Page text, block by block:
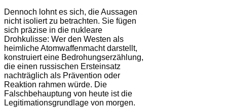
Dennoch lohnt es sich, die Aussagen
nicht isoliert zu betrachten. Sie fügen
sich präzise in die nukleare
Drohkulisse: Wer den Westen als
heimliche Atomwaffenmacht darstellt,
konstruiert eine Bedrohungserzählung,
die einen russischen Ersteinsatz
nachträglich als Prävention oder
Reaktion rahmen würde. Die
Falschbehauptung von heute ist die
Legitimationsgrundlage von morgen.